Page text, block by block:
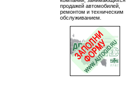
продажей автомобилей,
ремонтом и техническим
обслуживанием.